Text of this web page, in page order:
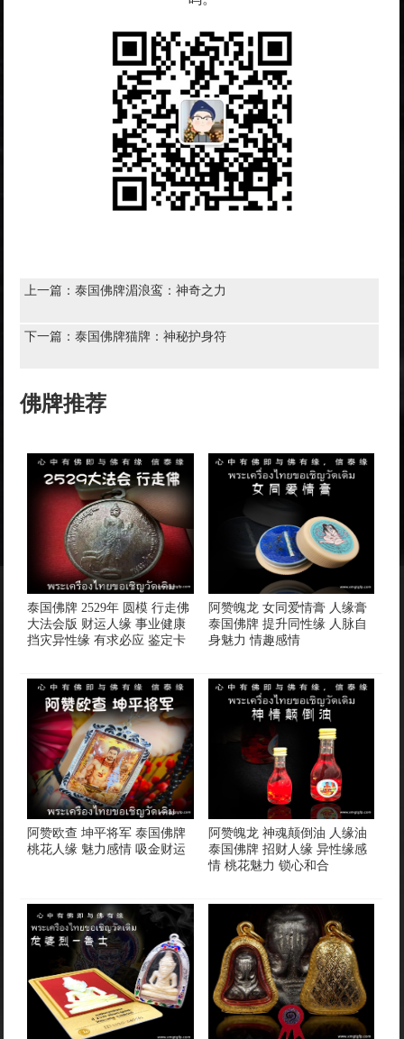
上一篇：泰国佛牌湄浪鸾：神奇之力
下一篇：泰国佛牌猫牌：神秘护身符
佛牌推荐
泰国佛牌 2529年 圆模 行走佛
大法会版 财运人缘 事业健康
挡灾异性缘 有求必应 鉴定卡
阿赞魄龙 女同爱情膏 人缘膏
泰国佛牌 提升同性缘 人脉自
身魅力 情趣感情
阿赞欧查 坤平将军 泰国佛牌
桃花人缘 魅力感情 吸金财运
阿赞魄龙 神魂颠倒油 人缘油
泰国佛牌 招财人缘 异性缘感
情 桃花魅力 锁心和合